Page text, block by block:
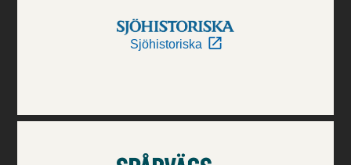
Sjöhistoriska